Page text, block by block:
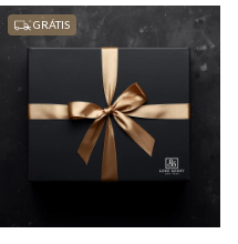
GRÁTIS